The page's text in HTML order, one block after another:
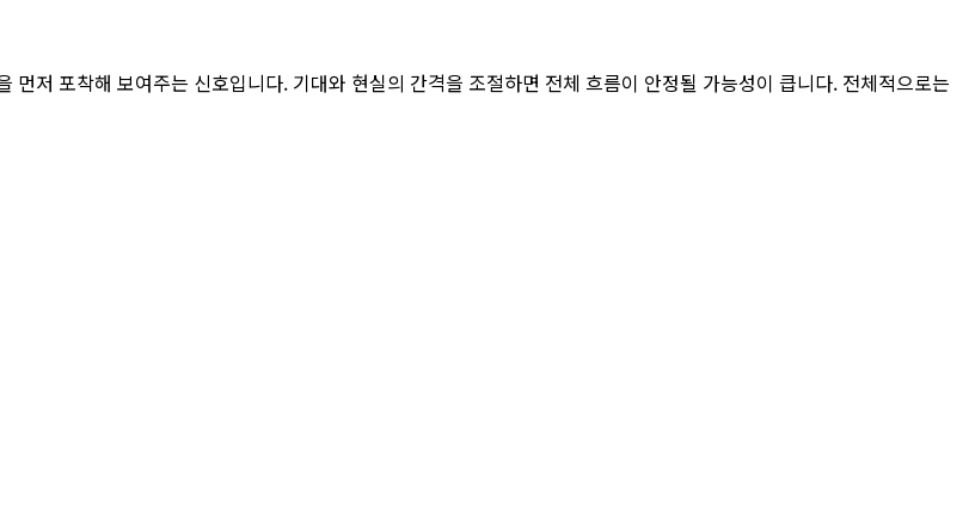
저 포착해 보여주는 신호입니다. 기대와 현실의 간격을 조절하면 전체 흐름이 안정될 가능성이 큽니다. 전체적으로는